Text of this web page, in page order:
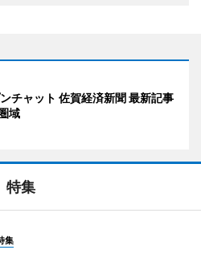
チャット 佐賀経済新聞 最新記事
域
特集
集